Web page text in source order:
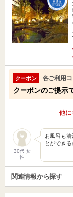
クーポン 各ご利用コ
クーポンのご提示
他に
30代 女
性
お風呂も
とができ
関連情報から探す